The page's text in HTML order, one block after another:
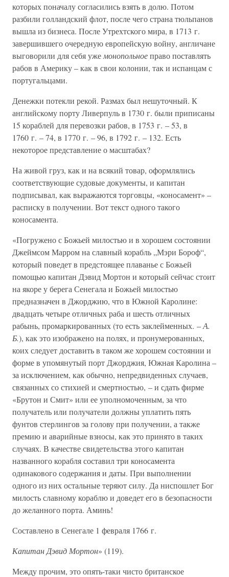
которых поначалу согласились взять в долю. Потом
разбили голландский флот, после чего страна тюльпанов
вышла из бизнеса. После Утрехтского мира, в 1713 г.
завершившего очередную европейскую войну, англичане
выговорили для себя уже монопольноеправо поставлять
рабов в Америку – как в свои колонии, так и испанцам с
португальцами.
Денежки потекли рекой. Размах был нешуточный. К
английскому порту Ливерпуль в 1730 г. были приписаны
15 кораблей для перевозки рабов, в 1753 г. – 53, в
1760 г. – 74, в 1770 г. – 96, в 1792 г. – 132. Есть
некоторое представление о масштабах?
На живой груз, как и на всякий товар, оформлялись
соответствующие судовые документы, и капитан
подписывал, как выражаются торговцы, «коносамент» –
расписку в получении. Вот текст одного такого
коносамента.
«Погружено с Божьей милостью и в хорошем состоянии
Джеймсом Марром на славный корабль „Мэри Бороф“,
который поведет в предстоящее плаванье с Божьей
помощью капитан Дэвид Мортон и который сейчас стоит
на якоре у берега Сенегала и Божьей милостью
предназначен в Джорджию, что в Южной Каролине:
двадцать четыре отличных раба и шесть отличных
рабынь, промаркированных (то есть заклейменных. –А.
Б.), как это изображено на полях, и пронумерованных,
коих следует доставить в таком же хорошем состоянии и
форме в упомянутый порт Джорджия, Южная Каролина –
за исключением, как обычно, непредвиденных случаев,
связанных со стихией и смертностью, – и сдать фирме
«Брутон и Смит» или ее уполномоченным, за что
получатель или получатели должны уплатить пять
фунтов стерлингов за голову при получении, а также
премию и аварийные взносы, как это принято в таких
случаях. В качестве свидетельства этого капитан
названного корабля составил три коносамента
одинакового содержания и даты. При выполнении
одного из них остальные теряют силу. Да ниспошлет Бог
милость славному кораблю и доведет его в безопасности
до желанного порта. Аминь!
Составлено в Сенегале 1 февраля 1766 г.
Капитан Дэвид Мортон» (119).
Между прочим, это опять-таки чисто британское